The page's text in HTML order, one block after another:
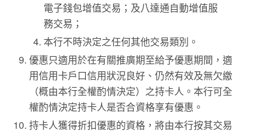
電子錢包增值交易；及八達通自動增值服
務交易；
本行不時決定之任何其他交易類別。
優惠只適用於在有關推廣期至給予優惠期間，適
用信用卡戶口信用狀況良好、仍然有效及無欠繳
（概由本行全權酌情決定）之持卡人。本行可全
權酌情決定持卡人是否合資格享有優惠。
持卡人獲得折扣優惠的資格，將由本行按其交易